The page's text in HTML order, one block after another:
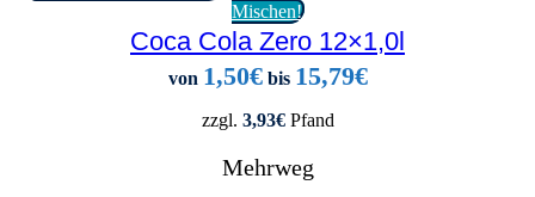
Mischen!
Coca Cola Zero 12×1,0l
von 1,50€bis 15,79€
zzgl. 3,93€Pfand
Mehrweg